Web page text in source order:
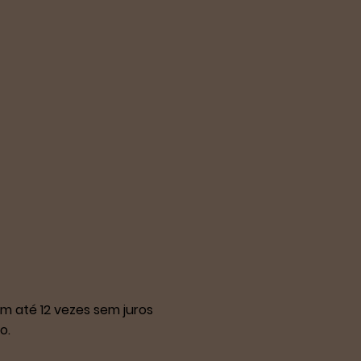
até 12 vezes sem juros